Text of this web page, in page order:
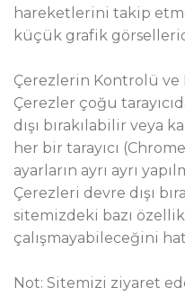
hareketlerini takip
küçük grafik
Çerezlerin Kontrolü ve
Çerezler çoğu
dışı bırakılabilir veya
her bir tarayıcı
ayarların ayrı ayrı
Çerezleri devre dışı
sitemizdeki bazı
çalışmayabileceğini
Not: Sitemizi ziyaret